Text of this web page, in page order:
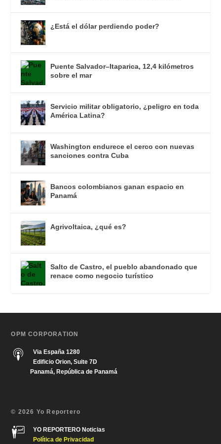
¿Está el dólar perdiendo poder?
Puente Salvador–Itaparica, 12,4 kilómetros
sobre el mar
Servicio militar obligatorio, ¿peligro en toda
América Latina?
Washington endurece el cerco con nuevas
sanciones contra Cuba
Bancos colombianos ganan espacio en
Panamá
Agrivoltaica, ¿qué es?
Salto de Castro, el pueblo abandonado que
renace como negocio turístico
OPM CORPORATION
Via España 1280
Edificio Orion, Suite 7D
Panamá, República de Panamá
© 2026 Yo Reportero
YO REPORTERO Noticias
Política de Privacidad